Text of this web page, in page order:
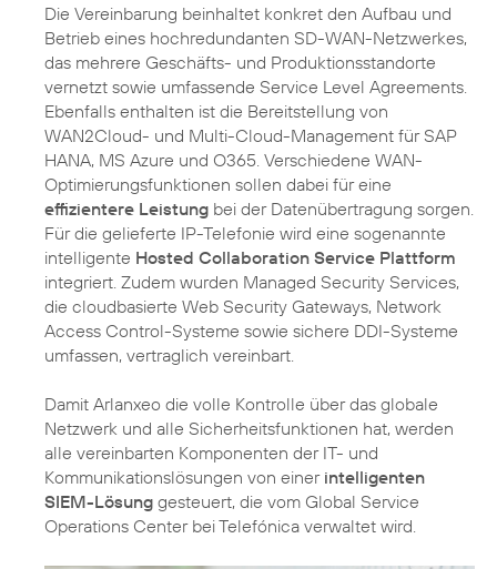
Die Vereinbarung beinhaltet konkret den Aufbau und
Betrieb eines hochredundanten SD-WAN-Netzwerkes,
das mehrere Geschäfts- und Produktionsstandorte
vernetzt sowie umfassende Service Level Agreements.
Ebenfalls enthalten ist die Bereitstellung von
WAN2Cloud- und Multi-Cloud-Management für SAP
HANA, MS Azure und O365. Verschiedene WAN-
Optimierungsfunktionen sollen dabei für eine
effizientere Leistung bei der Datenübertragung sorgen.
Für die gelieferte IP-Telefonie wird eine sogenannte
intelligente Hosted Collaboration Service Plattform
integriert. Zudem wurden Managed Security Services,
die cloudbasierte Web Security Gateways, Network
Access Control-Systeme sowie sichere DDI-Systeme
umfassen, vertraglich vereinbart.
Damit Arlanxeo die volle Kontrolle über das globale
Netzwerk und alle Sicherheitsfunktionen hat, werden
alle vereinbarten Komponenten der IT- und
Kommunikationslösungen von einer intelligenten
SIEM-Lösung gesteuert, die vom Global Service